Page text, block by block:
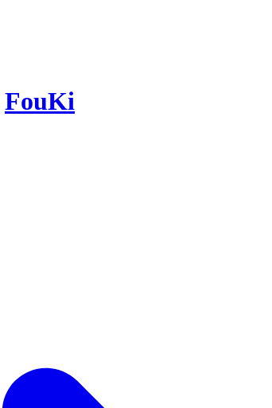
FouKi